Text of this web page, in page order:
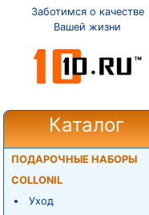
Заботимся о качестве
Вашей жизни
Каталог
ПОДАРОЧНЫЕ НАБОРЫ
COLLONIL
Уход